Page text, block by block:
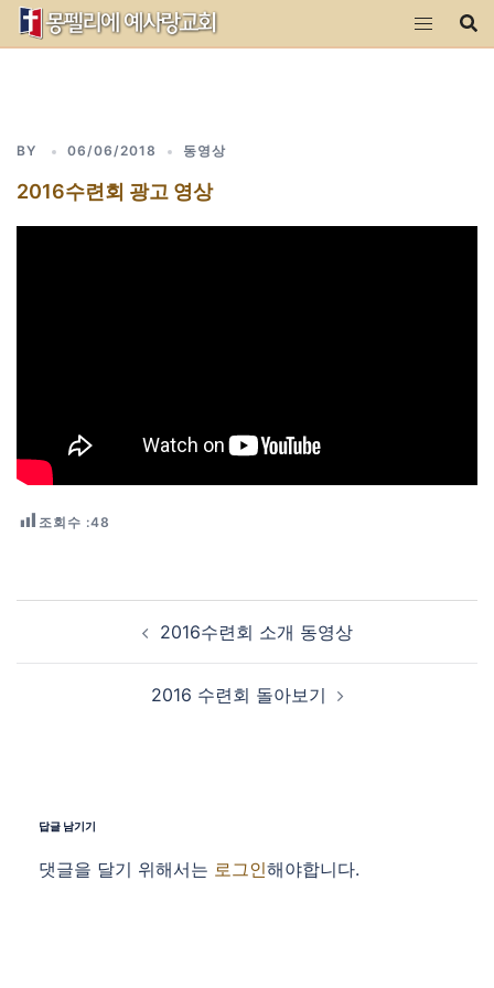
Skip
BY 06/06/2018 동영상
2016수련회 광고 영상
조회수 :48
Post navigation
2016수련회 소개 동영상
2016 수련회 돌아보기
답글 남기기
댓글을 달기 위해서는 로그인해야합니다.